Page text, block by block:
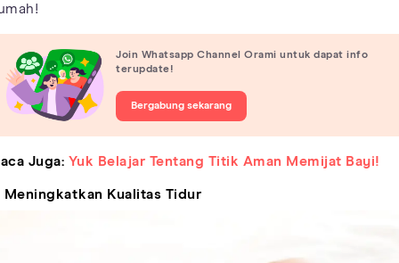
Join Whatsapp Channel Orami untuk dapat info
terupdate!
Bergabung sekarang
Juga: Yuk Belajar Tentang Titik Aman Memijat Bayi!
Meningkatkan Kualitas Tidur